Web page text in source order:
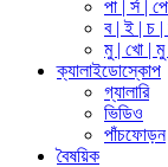
পা | র্স |
ব | ই | চ |
মু | খো | মু
ক্যালাইডোস্কোপ
গ্যালারি
ভিডিও
পাঁচফোড়ন
বৈষয়িক